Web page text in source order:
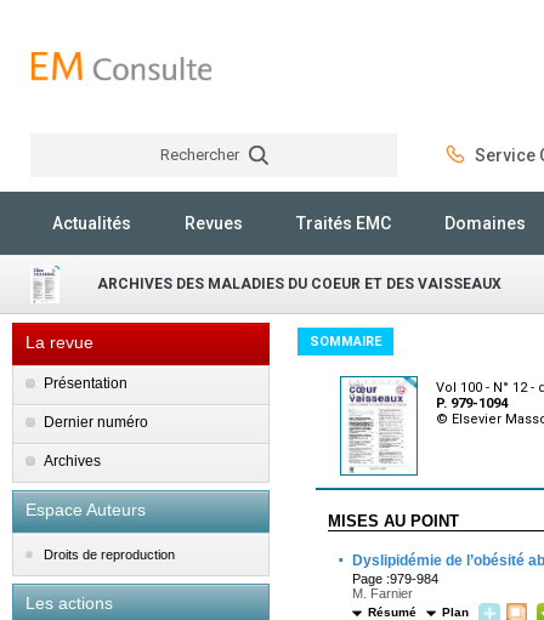
Rechercher Service
Actualités Revues Traités EMC Domaines
ARCHIVES DES MALADIES DU COEUR ET DES VAISSEAUX
La revue
Présentation
Dernier numéro
Archives
Espace Auteurs
Droits de reproduction
Les actions
SOMMAIRE
Vol 100 - N° 12
P. 979-1094
© Elsevier
MISES AU POINT
· Dyslipidémie de l’obésité
Page :979-984
M. Farnier
Résumé Plan